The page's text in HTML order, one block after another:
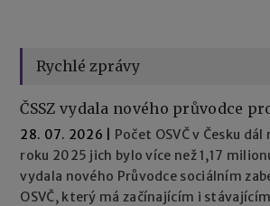
Rychlé zprávy
ČSSZ vydala nového průvodce
28. 07. 2026
Počet OSVČ v Česku
roku 2025 jich bylo více než 1,17
vydala nového Průvodce sociálním
OSVČ, který má začínajícím i